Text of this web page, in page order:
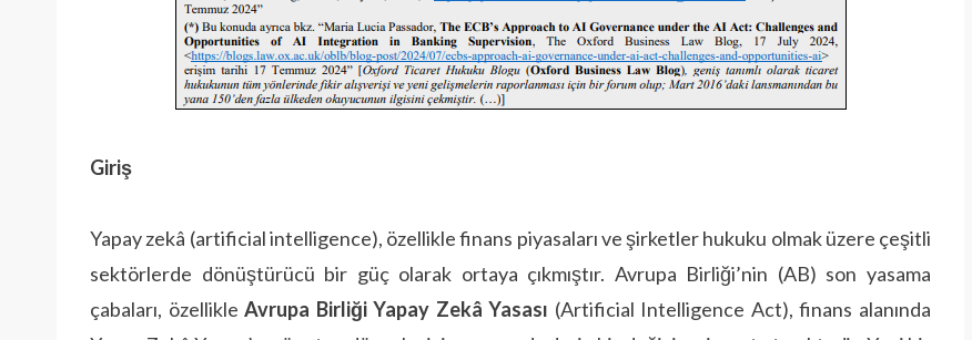
Giriş
Yapay zekâ (artificial intelligence), özellikle finans piyasaları ve şirketler hukuku olmak üzere çeşitli
sektörlerde dönüştürücü bir güç olarak ortaya çıkmıştır. Avrupa Birliği’nin (AB) son yasama
çabaları, özellikleAvrupa Birliği Yapay Zekâ Yasası (Artificial Intelligence Act), finans alanında